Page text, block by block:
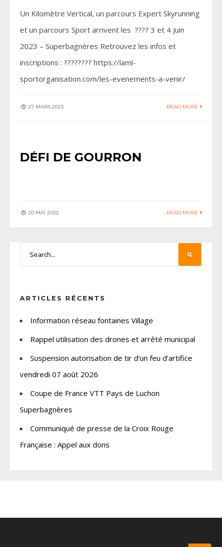
Un Kilomètre Vertical, un parcours Expert Skyrunning
et un parcours Sport arrivent les ???? 3 et 4 Juin
2023 – Superbagnères Retrouvez les infos et
inscriptions : ???????? https://laml-
sportorganisation.com/les-evenements-a-venir/
27 MARS 2023 READ MORE
DÉFI DE GOURRON
20 MAI 2022 READ MORE
ARTICLES RÉCENTS
Information réseau fontaines Village
Rappel utilisation des drones et arrêté municipal
Suspension autorisation de tir d’un feu d’artifice
vendredi 07 août 2026
Coupe de France VTT Pays de Luchon
Superbagnères
Communiqué de presse de la Croix Rouge
Française : Appel aux dons